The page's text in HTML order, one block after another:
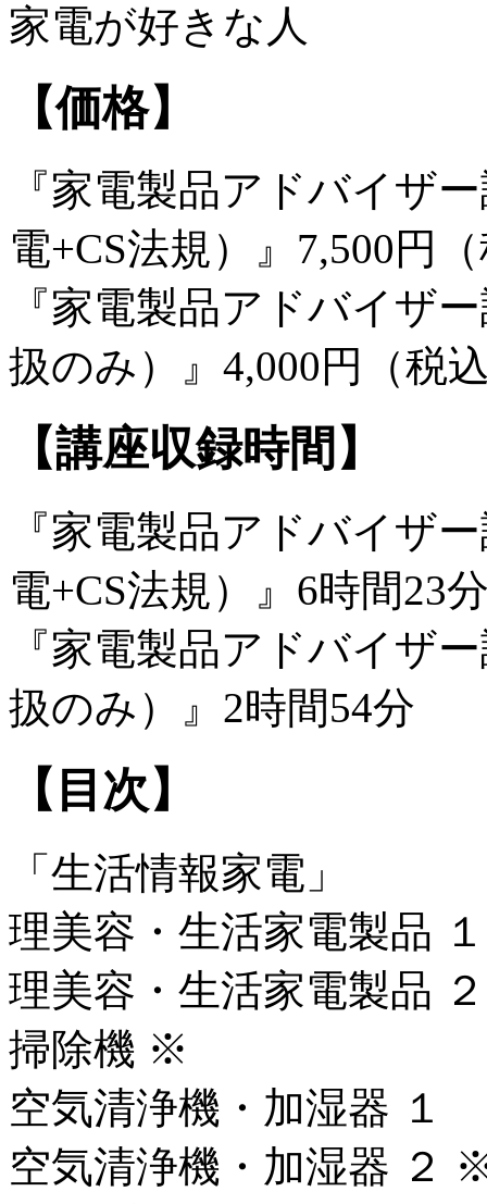
家電が好きな人
【価格】
『家電製品アドバイザ
電+CS法規）』7,500円
『家電製品アドバイザ
扱のみ）』4,000円（税
【講座収録時間】
『家電製品アドバイザ
電+CS法規）』6時間23
『家電製品アドバイザ
扱のみ）』2時間54分
【目次】
「生活情報家電」
理美容・生活家電製品 １
理美容・生活家電製品
掃除機 ※
空気清浄機・加湿器 １
空気清浄機・加湿器 ２